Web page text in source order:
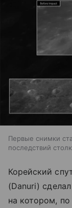
Первые снимки
последствий
Корейский
(Danuri)
на котором,